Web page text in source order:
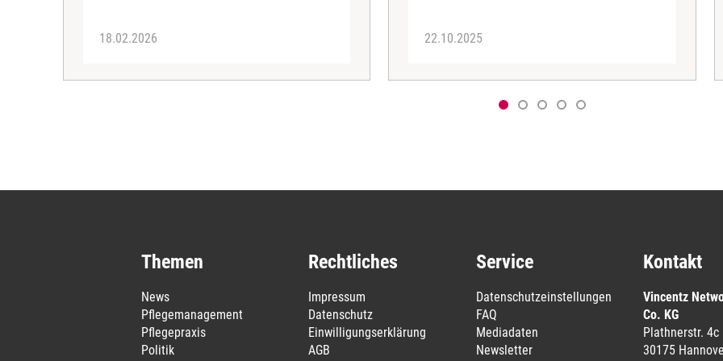
18.02.2026 22.10.2025
Themen
News
Pflegemanagement
Pflegepraxis
Politik
Rechtliches
Impressum
Datenschutz
Einwilligungserklärung
AGB
Service
Datenschutzeinstellungen
FAQ
Mediadaten
Newsletter
Kontakt
Vincentz
Co. KG
Plathnerstr. 4c
30175